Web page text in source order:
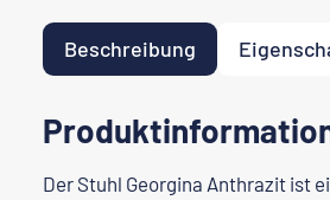
Beschreibung
Der Stuhl Georgina Anthrazit ist